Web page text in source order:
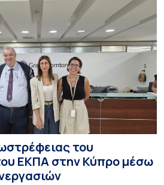
του
ΕΚΠΑ στην Κύπρο μέσω